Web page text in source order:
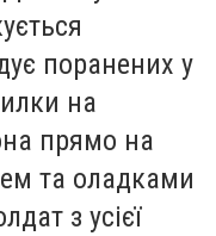
поранених у
на
прямо на
та оладками
з усієї